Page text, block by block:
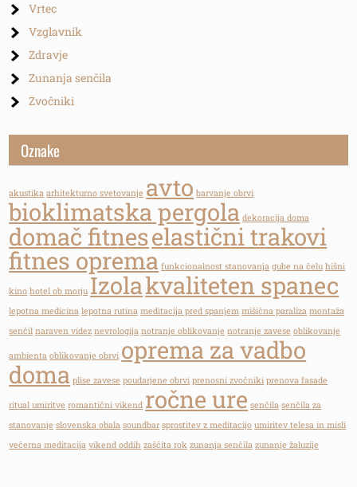
Vrtec
Vzglavnik
Zdravje
Zunanja senčila
Zvočniki
Oznake
akustika arhitekturno svetovanje avto barvanje obrvi
bioklimatska pergola dekoracija doma
domač fitneselastični trakovi
fitnes oprema funkcionalnost stanovanja gube na čelu hišni
kino hotel ob morju Izolakvaliteten spanec
lepotna medicina lepotna rutina meditacija pred spanjem mišična paraliza montaža
senčil naraven videz nevrologija notranje oblikovanje notranje zavese oblikovanje
ambienta oblikovanje obrvi oprema za vadbo
doma plise zavese poudarjene obrvi prenosni zvočniki prenova fasade
ritual umiritve romantični vikend ročne ure senčila senčila za
stanovanje slovenska obala soundbar sprostitev z meditacijo umiritev telesa in misli
večerna meditacija vikend oddih zaščita rok zunanja senčila zunanje žaluzije